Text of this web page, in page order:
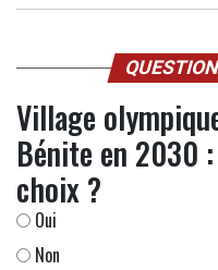
Village
Bénite en 2030
choix ?
Oui
Non